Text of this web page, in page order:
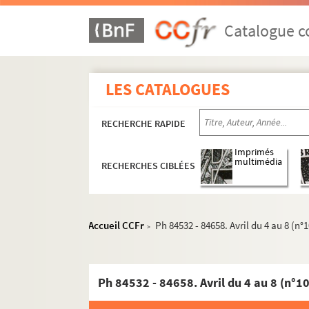
Catalogue
LES CATALOGUES
RECHERCHE RAPIDE
RECHERCHES CIBLÉES
Imprimés
multimédia
Accueil CCFr > Ph 84532 - 84658. Avril du 4 au 8
Ph 84532 - 84658. Avril du 4 au 8
1964
1965
1967
1968
1974
1976
1977